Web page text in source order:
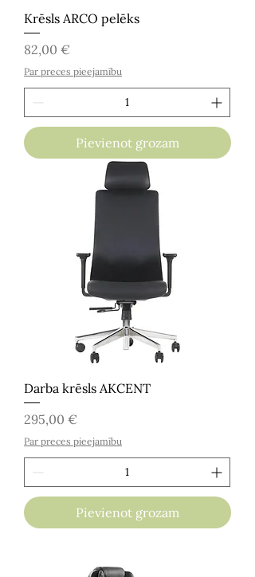
Krēsls ARCO pelēks
Cena
82,00 €
Par preces pieejamību
Pievienot grozam
Darba krēsls AKCENT
Cena
295,00 €
Par preces pieejamību
Pievienot grozam